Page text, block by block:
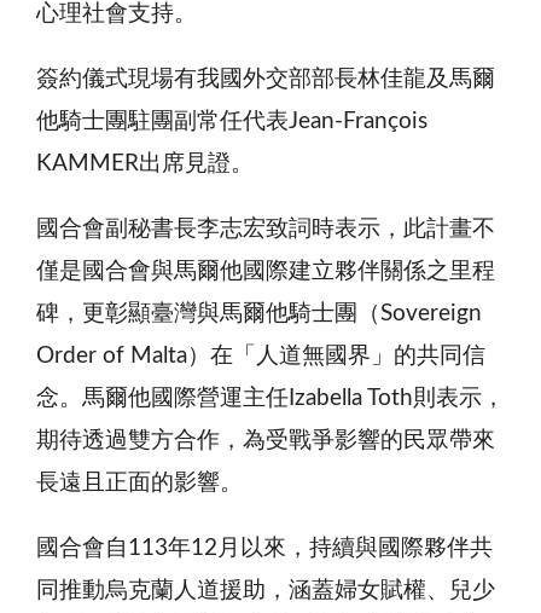
心理社會支持。
簽約儀式現場有我國外交部部長林佳龍及馬爾
他騎士團駐團副常任代表Jean-François
KAMMER出席見證。
國合會副秘書長李志宏致詞時表示，此計畫不
僅是國合會與馬爾他國際建立夥伴關係之里程
碑，更彰顯臺灣與馬爾他騎士團（Sovereign
Order of Malta）在「人道無國界」的共同信
念。馬爾他國際營運主任Izabella Toth則表示，
期待透過雙方合作，為受戰爭影響的民眾帶來
長遠且正面的影響。
國合會自113年12月以來，持續與國際夥伴共
同推動烏克蘭人道援助，涵蓋婦女賦權、兒少